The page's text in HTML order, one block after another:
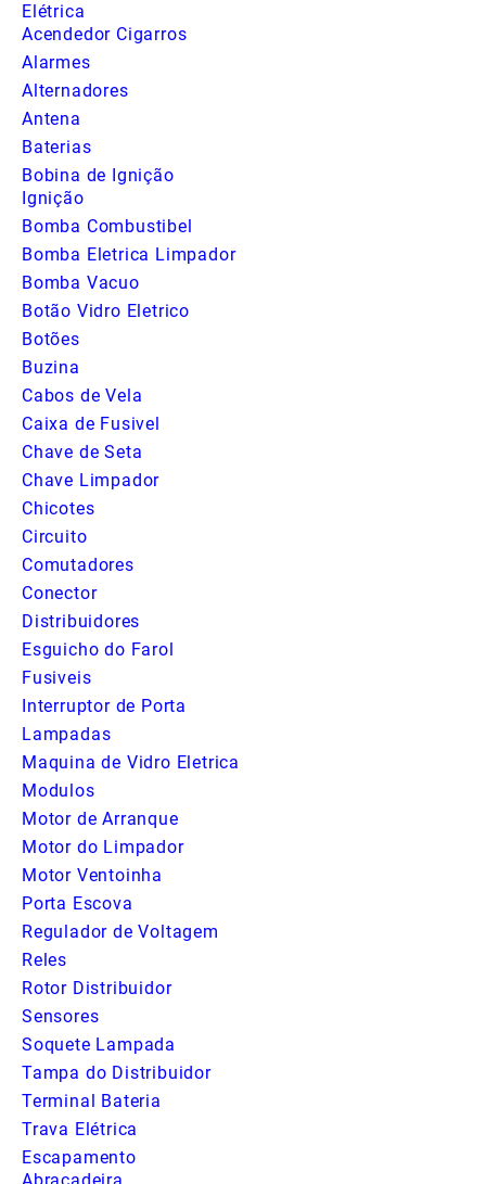
Elétrica
Acendedor Cigarros
Alarmes
Alternadores
Antena
Baterias
Bobina de Ignição
Ignição
Bomba Combustibel
Bomba Eletrica Limpador
Bomba Vacuo
Botão Vidro Eletrico
Botões
Buzina
Cabos de Vela
Caixa de Fusivel
Chave de Seta
Chave Limpador
Chicotes
Circuito
Comutadores
Conector
Distribuidores
Esguicho do Farol
Fusiveis
Interruptor de Porta
Lampadas
Maquina de Vidro Eletrica
Modulos
Motor de Arranque
Motor do Limpador
Motor Ventoinha
Porta Escova
Regulador de Voltagem
Reles
Rotor Distribuidor
Sensores
Soquete Lampada
Tampa do Distribuidor
Terminal Bateria
Trava Elétrica
Escapamento
Abraçadeira